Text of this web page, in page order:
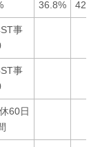
36.8%
事
事
60日